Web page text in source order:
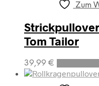
Zum
Tom Tailor
39,99 €